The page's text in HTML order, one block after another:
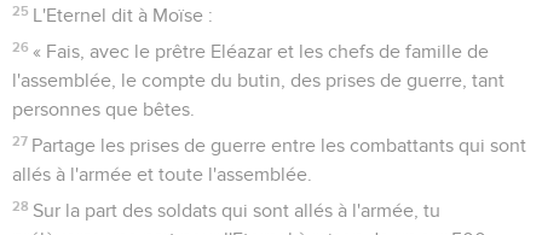
de centaines présentèrent à l'Eternel en offrande faite à titre
de prélèvement était de 190 kilos.
53 Les hommes de l'armée gardèrent chacun leur butin.
54
et des chefs de centaines et l'apportèrent à la tente de la
rencontre, comme souvenir pour les Israélites devant
l'Eternel.